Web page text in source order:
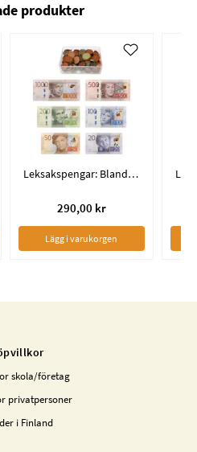
produkter
Leksakspengar: Blandade mynt och sedlar
290,00 kr
Lägg i varukorgen
skola/företag
privatpersoner
i Finland